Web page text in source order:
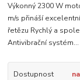
Výkonný 2300 W
m/s přináší
řetězu Rychlý a
Antivibrační systém...
Dostupnost